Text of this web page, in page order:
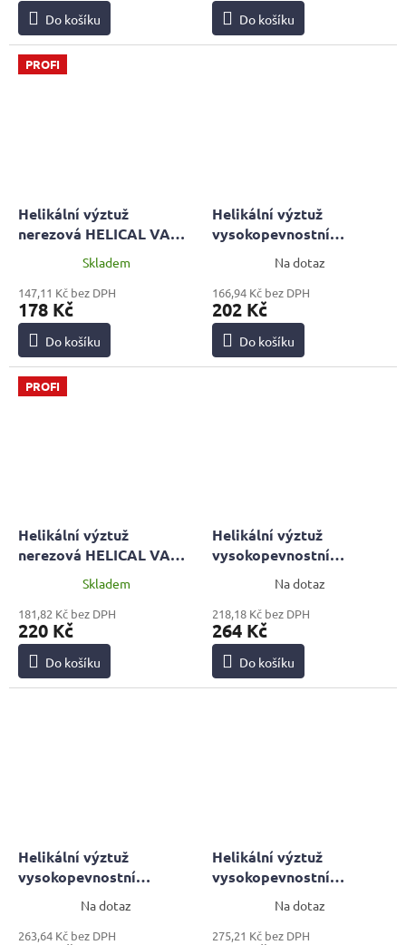
Do košíku Do košíku
PROFI
Helikální výztuž
nerezová HELICAL VAH
D8mm, 1 metr | PROFI
Skladem
147,11 Kč bez DPH
178 Kč
Do košíku
Helikální výztuž
vysokopevnostní
HELICAL VAH EU TC
7mm, 1 metr
Na dotaz
166,94 Kč bez DPH
202 Kč
Do košíku
PROFI
Helikální výztuž
nerezová HELICAL VAH
D10mm, 1 metr | PROFI
Skladem
181,82 Kč bez DPH
220 Kč
Do košíku
Helikální výztuž
vysokopevnostní
HELICAL VAH EU TC
8mm, 1 metr
Na dotaz
218,18 Kč bez DPH
264 Kč
Do košíku
Helikální výztuž
vysokopevnostní
HELICAL VAH EU TC
9mm, 1 metr
Na dotaz
263,64 Kč bez DPH
Helikální výztuž
vysokopevnostní
HELICAL VAH EU TC
12mm, 1 metr
Na dotaz
275,21 Kč bez DPH